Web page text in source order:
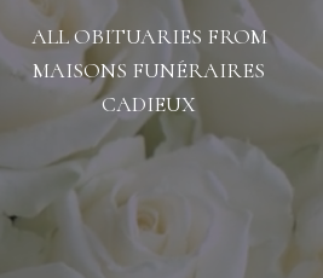
ALL OBITUARIES FROM
MAISONS FUNÉRAIRES
CADIEUX